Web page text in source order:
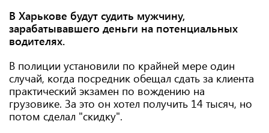
В Харькове будут судить мужчину,
зарабатывавшего деньги на потенциальных
водителях.
В полиции установили по крайней мере один
случай, когда посредник обещал сдать за клиента
практический экзамен по вождению на
грузовике. За это он хотел получить 14 тысяч, но
потом сделал "скидку".